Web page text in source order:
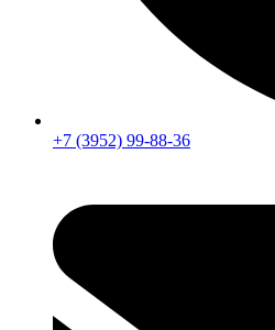
+7 (3952) 99-88-36